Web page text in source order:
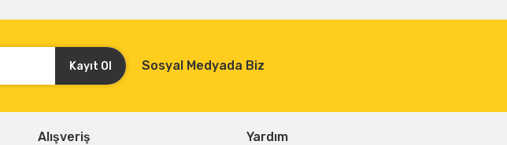
Kayıt Ol Sosyal Medyada Biz
Alışveriş Yardım